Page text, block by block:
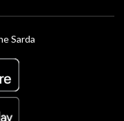
Sarda